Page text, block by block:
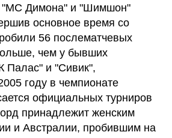
"МС Димона" и "Шимшон"
основное время со
56 послематчевых
чем у бывших
Палас" и "Сивик",
году в чемпионате
официальных турниров
принадлежит женским
и Австралии, пробившим на